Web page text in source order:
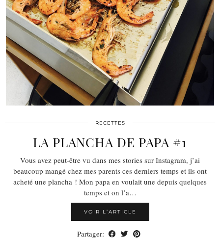
RECETTES
LA PLANCHA DE PAPA #1
Vous avez peut-être vu dans mes stories sur Instagram, j’ai
beaucoup mangé chez mes parents ces derniers temps et ils ont
acheté une plancha ! Mon papa en voulait une depuis quelques
temps et on l’a…
VOIR L’ARTICLE
Partager: